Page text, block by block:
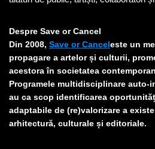
Despre Save or Cancel
Din 2008, Save or Canceleste un
propagare a artelor și culturii,
acestora în societatea
Programele multidisciplinare auto-
au ca scop identificarea
adaptabile de (re)valorizare a
arhitectură, culturale și editoriale.